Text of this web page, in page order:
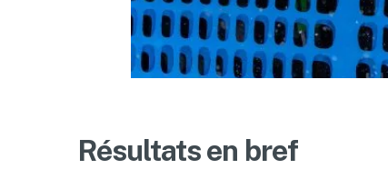
Résultats en bref